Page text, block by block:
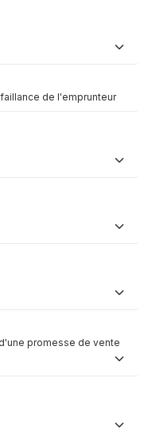
de l'emprunteur
promesse de vente